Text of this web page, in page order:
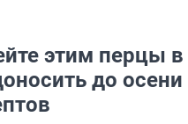
этим перцы
до